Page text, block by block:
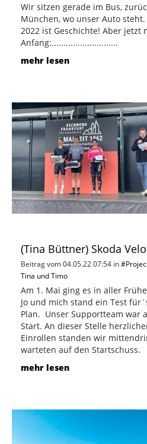
Wir sitzen gerade im Bus,
München, wo unser Auto
2022 ist Geschichte! Aber jetzt
Anfang:............................
mehr lesen
(Tina Büttner) Skoda
Beitrag vom 04.05.22 07:54 in
Tina und Timo
Am 1. Mai ging es in aller
Jo und mich stand ein Test
Plan. Unser Supportteam war
Start. An dieser Stelle
Einrollen standen wir
warteten auf den Startschuss.
mehr lesen